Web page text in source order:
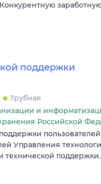
поддержки
Трубная
и
Российской
Управления
технической поддержки.